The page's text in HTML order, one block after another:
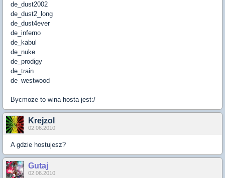
de_dust2002
de_dust2_long
de_dust4ever
de_inferno
de_kabul
de_nuke
de_prodigy
de_train
de_westwood
Bycmoze to wina hosta jest:/
Krejzol
02.06.2010
A gdzie hostujesz?
Gutaj
02.06.2010